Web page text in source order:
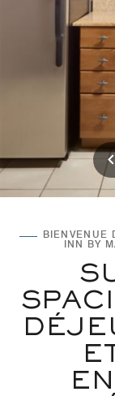
BIENVENUE
INN BY